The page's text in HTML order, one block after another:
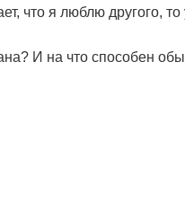
что я люблю другого, то
И на что способен